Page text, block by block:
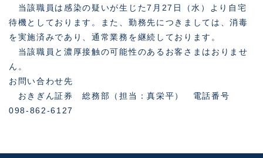
当該職員は感染の疑いが生じた7月27日（水）より自宅
待機としております。また、勤務先につきましては、消毒
を実施済みであり、通常業務を継続しております。
当該職員と濃厚接触の可能性のあるお客さまはおりませ
ん。
お問い合わせ先
おきぎん証券 総務部（担当：真栄平） 電話番号
098-862-6127